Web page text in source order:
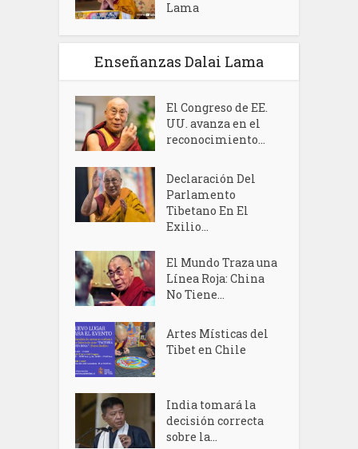
Lama
Enseñanzas Dalai Lama
El Congreso de EE.
UU. avanza en el
reconocimiento...
Declaración Del
Parlamento
Tibetano En El
Exilio...
El Mundo Traza una
Línea Roja: China
No Tiene...
Artes Místicas del
Tibet en Chile
India tomará la
decisión correcta
sobre la...